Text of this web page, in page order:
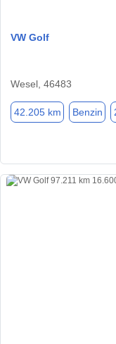
VW Golf
Wesel, 46483
42.205 km Benzin